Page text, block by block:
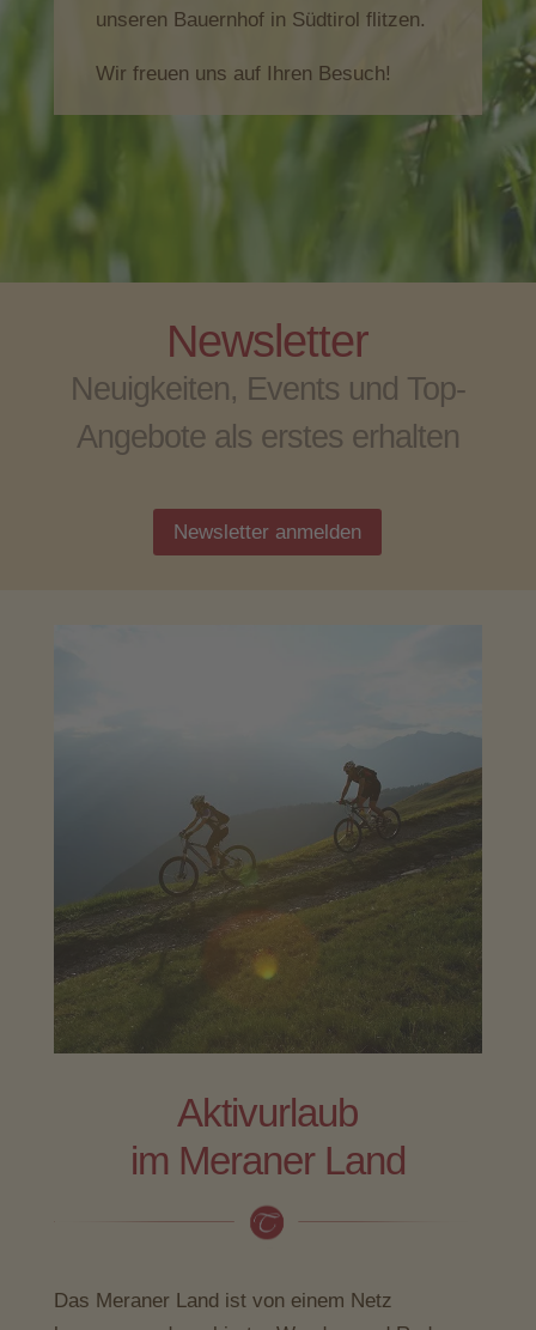
unseren Bauernhof in Südtirol flitzen.
Wir freuen uns auf Ihren Besuch!
Newsletter
Neuigkeiten, Events und Top-
Angeboteals erstes erhalten
Newsletter anmelden
Aktivurlaub
im Meraner Land
Das Meraner Land ist von einem Netz